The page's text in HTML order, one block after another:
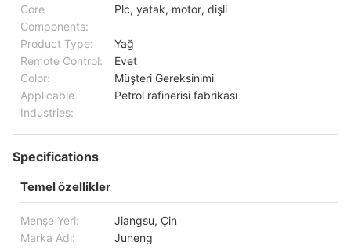
Core
Components:
Plc, yatak, motor, dişli
Product Type:
Yağ
Remote Control:
Evet
Color:
Müşteri Gereksinimi
Applicable
Industries:
Petrol rafinerisi fabrikası
Specifications
Temel özellikler
Menşe Yeri:
Jiangsu, Çin
Marka Adı:
Juneng